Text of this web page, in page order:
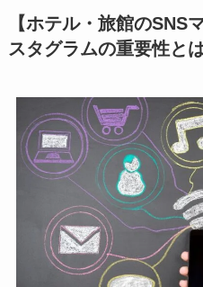
【ホテル・旅館の
スタグラムの重要性と